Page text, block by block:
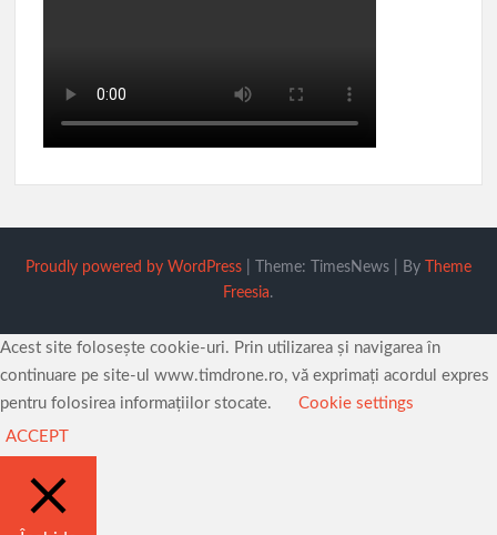
Proudly powered by WordPress Theme: TimesNews By
Theme
Freesia.
Acest site folosește cookie-uri. Prin utilizarea și navigarea în
continuare pe site-ul www.timdrone.ro, vă exprimați acordul expres
pentru folosirea informațiilor stocate.
Cookie settings
ACCEPT